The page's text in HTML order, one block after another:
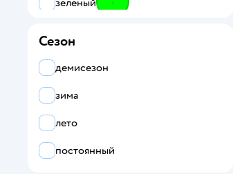
многоцветный
синий
Сезон
демисезон
зима
лето
постоянный